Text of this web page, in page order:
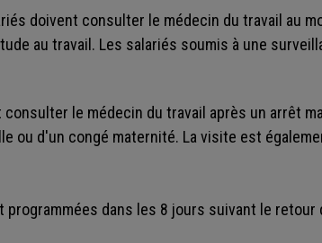
doivent consulter le médecin du travail au
au travail. Les salariés soumis à une
consulter le médecin du travail après un arrêt
ou d'un congé maternité. La visite est
dans les 8 jours suivant le retour